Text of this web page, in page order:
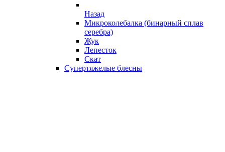
Назад
Микроколебалка (бинарный сплав
серебра)
Жук
Лепесток
Скат
Супертяжелые блесны